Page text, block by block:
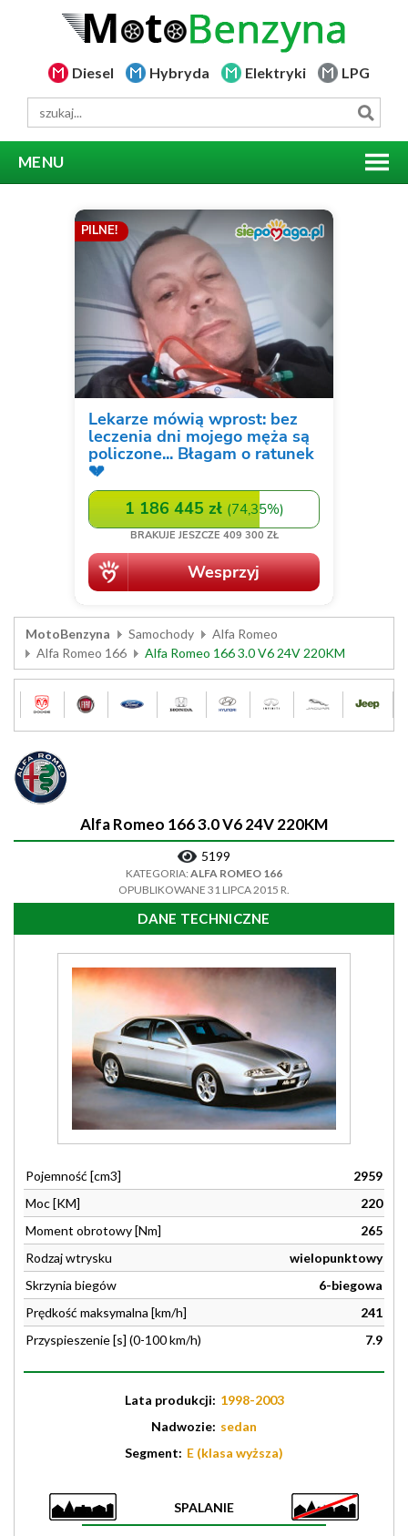
Diesel Hybryda Elektryki LPG
MENU
MotoBenzyna Samochody
Alfa Romeo
Alfa Romeo 166
Alfa Romeo 166 3.0 V6 24V 220KM
Alfa Romeo 166 3.0 V6 24V 220KM
5199
KATEGORIA: ALFA ROMEO 166
OPUBLIKOWANE 31 LIPCA 2015 R.
DANE TECHNICZNE
Pojemność [cm3]
2959
Moc [KM]
220
Moment obrotowy [Nm]
265
Rodzaj wtrysku
wielopunktowy
Skrzynia biegów
6-biegowa
Prędkość maksymalna [km/h]
241
Przyspieszenie [s] (0-100 km/h)
7.9
Lata produkcji: 1998-2003
Nadwozie: sedan
Segment: E (klasa wyższa)
SPALANIE